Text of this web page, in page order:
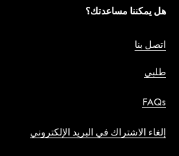
هل يمكننا مساعدتك؟
اتصل بنا
طلبي
FAQs
إلغاء الاشتراك في البريد الإلكتروني